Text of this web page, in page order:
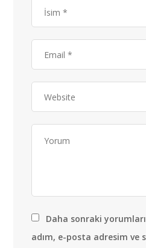
Daha sonraki
adım, e-posta adresim ve